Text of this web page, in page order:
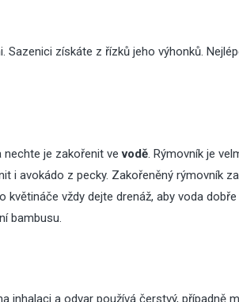
získáte z řízků jeho výhonků.
nechte je zakořenit vevodě . Rýmovník je
i avokádo z pecky. Zakořeněný rýmovník
vždy dejte drenáž, aby voda dobře
bambusu
inhalaci a odvar používá čerstvý, případně